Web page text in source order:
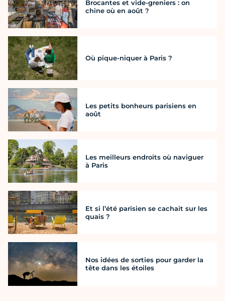
Brocantes et vide-greniers : on
chine où en août ?
Où pique-niquer à Paris ?
Les petits bonheurs parisiens en
août
Les meilleurs endroits où naviguer
à Paris
Et si l’été parisien se cachait sur les
quais ?
Nos idées de sorties pour garder la
tête dans les étoiles